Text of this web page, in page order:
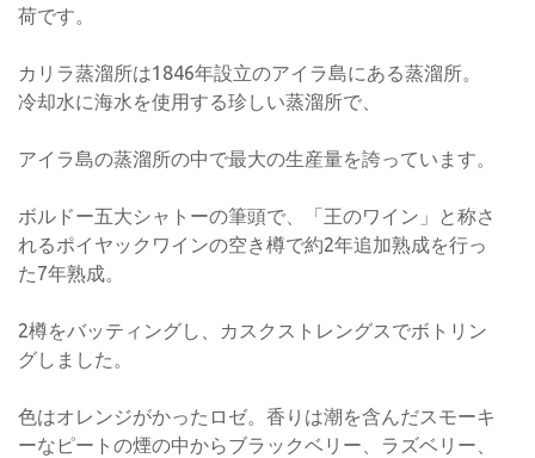
荷です。
カリラ蒸溜所は1846年設立のアイラ島にある蒸溜所。
冷却水に海水を使用する珍しい蒸溜所で、
アイラ島の蒸溜所の中で最大の生産量を誇っています。
ボルドー五大シャトーの筆頭で、「王のワイン」と称さ
れるポイヤックワインの空き樽で約2年追加熟成を行っ
た7年熟成。
2樽をバッティングし、カスクストレングスでボトリン
グしました。
色はオレンジがかったロゼ。香りは潮を含んだスモーキ
ーなピートの煙の中からブラックベリー、ラズベリー、